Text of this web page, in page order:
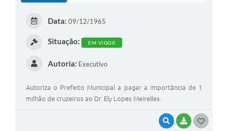
VISUALIZAR
BAIXAR
Data: 09/12/1965
Situação: EM VIGOR
Autoria: Executivo
Autoriza o Prefeito Municipal a pagar a importância de 1
milhão de cruzeiros ao Dr. Ely Lopes Meirelles.